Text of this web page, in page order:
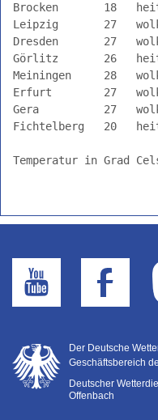
Südost
Südwest
Seewetter
Erklärungen
der
Piktogramme
Brocken
Leipzig
Dresden
Görlitz
Meiningen
Erfurt
Gera
Temperatur in Grad
Der Deutsche
Geschäftsbereich
Deutscher
Offenbach